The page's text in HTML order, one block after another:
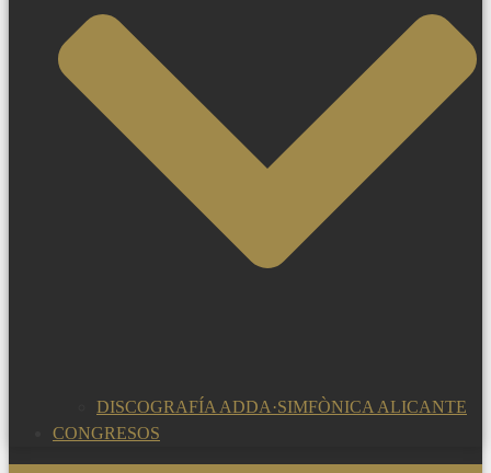
DISCOGRAFÍA ADDA·SIMFÒNICA ALICANTE
CONGRESOS